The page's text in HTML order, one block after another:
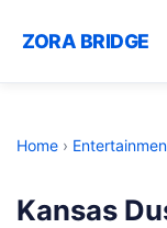
ZORA BRIDGE
Home ›
Kansas